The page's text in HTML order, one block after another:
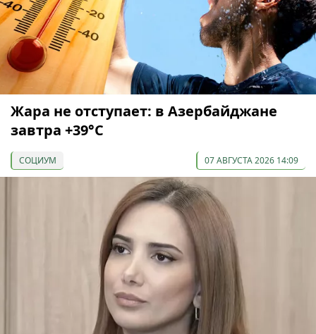
Жара не отступает: в Азербайджане
завтра +39°С
СОЦИУМ 07 АВГУСТА 2026 14:09